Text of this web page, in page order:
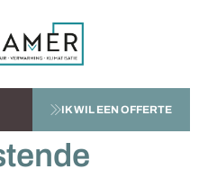
IK WIL EEN OFFERTE